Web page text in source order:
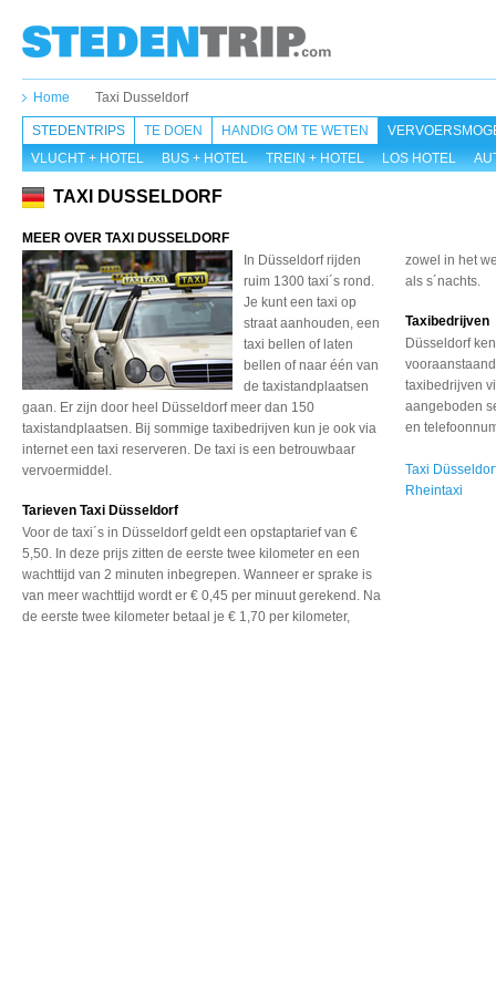
Home Taxi Dusseldorf
STEDENTRIPS TE DOEN HANDIG OM TE WETEN
VLUCHT + HOTEL
BUS + HOTEL TREIN + HOTEL LOS HOTEL
TAXI DUSSELDORF
MEER OVER TAXI DUSSELDORF
In Düsseldorf rijden
ruim 1300 taxi´s rond.
Je kunt een taxi op
straat aanhouden, een
taxi bellen of laten
bellen of naar één van
de taxistandplaatsen
gaan. Er zijn door heel Düsseldorf meer dan 150
taxistandplaatsen. Bij sommige taxibedrijven kun je ook via
internet een taxi reserveren. De taxi is een betrouwbaar
vervoermiddel.
Tarieven Taxi Düsseldorf
Voor de taxi´s in Düsseldorfgeldt een opstaptariefvan €
5,50. In deze prijs zitten de eerste twee kilometer en een
wachttijd van 2 minuten inbegrepen. Wanneer er sprake is
van meer wachttijd wordt er € 0,45 per minuut gerekend. Na
de eerste twee kilometer betaal je € 1,70 per kilometer,
zowel in het
als s´nachts.
Taxibedrijven
Düsseldorf
taxibedrijven
aangeboden
en
Taxi
Rheintaxi